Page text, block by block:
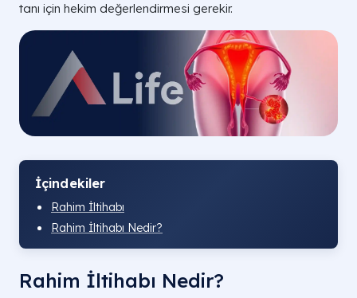
tanı için hekim değerlendirmesi gerekir.
İçindekiler
Rahim İltihabı
Rahim İltihabı Nedir?
Rahim İltihabı Nedir?